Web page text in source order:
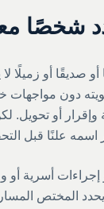
شخصًا
صديقًا أو زميلًا
دون
أو تحويل.
اسمه علنًا قبل
أسرية أو
المختص